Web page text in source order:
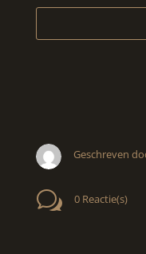
Geschreven
w 0 Reactie(s)